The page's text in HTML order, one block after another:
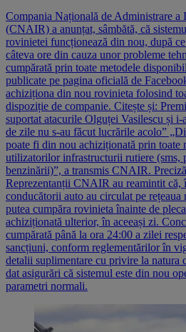
Compania Națională de Administrare a
(CNAIR) a anunțat, sâmbătă, că
rovinietei funcționează din nou, după
câteva ore din cauza unor probleme
cumpărată prin toate metodele
publicate pe pagina oficială de
achiziționa din nou rovinieta folosind
dispoziție de companie. Citește și:
suportat atacurile Olguței Vasilescu și i-
de zile nu s-au făcut lucrările acolo”
poate fi din nou achiziționată prin toate
utilizatorilor infrastructurii rutiere (sms,
benzinării)”, a transmis CNAIR.
Reprezentanții CNAIR au reamintit că,
conducătorii auto au circulat pe rețeaua
putea cumpăra rovinieta înainte de
achiziționată ulterior, în aceeași zi.
cumpărată până la ora 24:00 a zilei
sancțiuni, conform reglementărilor în
detalii suplimentare cu privire la natura
dat asigurări că sistemul este din nou
parametri normali.